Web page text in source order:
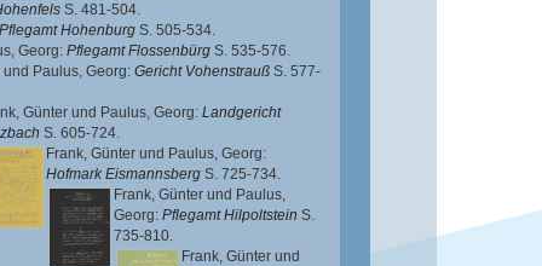
S. 481-504.
Pflegamt Hohenburg S. 505-534.
Georg: Pflegamt Flossenbürg S. 535-576.
und Paulus, Georg: Gericht Vohenstrauß S. 577-
Günter und Paulus, Georg: Landgericht
S. 605-724.
Frank, Günter und Paulus, Georg:
Hofmark Eismannsberg S. 725-734.
Frank, Günter und Paulus,
Georg: Pflegamt Hilpoltstein S.
735-810.
Frank, Günter und